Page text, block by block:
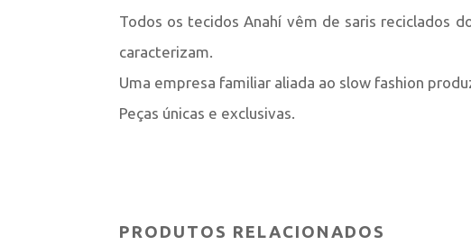
Todos os tecidos Anahí vêm de saris reciclados
caracterizam.
Uma empresa familiar aliada ao slow fashion
Peças únicas e exclusivas.
PRODUTOS RELACIONADOS